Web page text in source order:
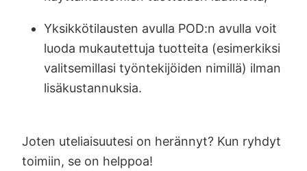
Yksikkötilausten avulla POD:n avulla voit
luoda mukautettuja tuotteita (esimerkiksi
valitsemillasi työntekijöiden nimillä) ilman
lisäkustannuksia.
Joten uteliaisuutesi on herännyt? Kun ryhdyt
toimiin, se on helppoa!